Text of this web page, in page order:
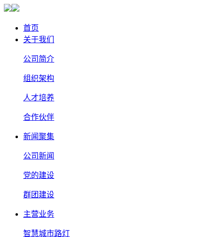
首页
关于我们
公司简介
组织架构
人才培养
合作伙伴
新闻聚集
公司新闻
党的建设
群团建设
主营业务
智慧城市路灯